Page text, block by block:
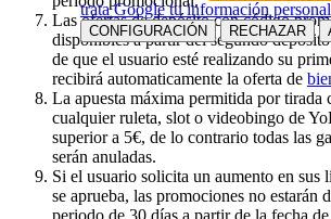
Las ofertas de depósito con código
disponibles a partir del segundo
de que el usuario esté realizando su
recibirá automaticamente la oferta de
La apuesta máxima permitida por tirada
cualquier ruleta, slot o videobingo de
superior a 5€, de lo contrario todas las
serán anuladas.
Si el usuario solicita un aumento en sus
se aprueba, las promociones no estarán
periodo de 30 días a partir de la fecha
trata Google tu información personal
CONFIGURACIÓN RECHAZAR